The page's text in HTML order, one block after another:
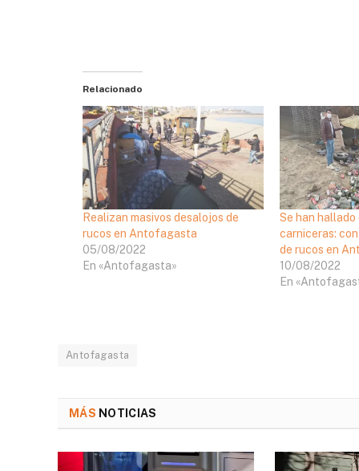
Relacionado
Realizan masivos desalojos de
rucos en Antofagasta
05/08/2022
En «Antofagasta»
Se han
carniceras:
de rucos en
10/08/2022
En
Antofagasta
MÁS NOTICIAS